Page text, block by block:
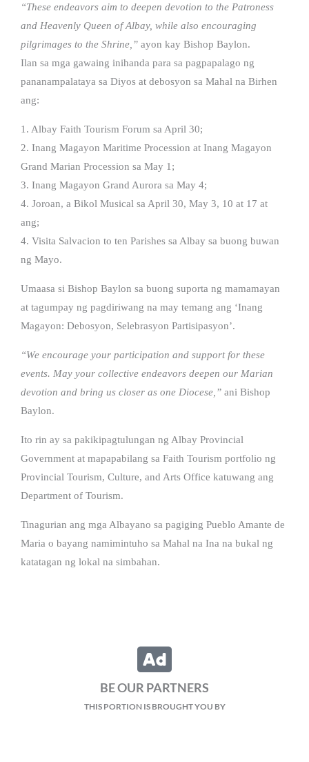
“These endeavors aim to deepen devotion to the Patroness
and Heavenly Queen of Albay, while also encouraging
pilgrimages to the Shrine,” ayon kay Bishop Baylon.
Ilan sa mga gawaing inihanda para sa pagpapalago ng
pananampalataya sa Diyos at debosyon sa Mahal na Birhen
ang:
1. Albay Faith Tourism Forum sa April 30;
2. Inang Magayon Maritime Procession at Inang Magayon
Grand Marian Procession sa May 1;
3. Inang Magayon Grand Aurora sa May 4;
4. Joroan, a Bikol Musical sa April 30, May 3, 10 at 17 at
ang;
4. Visita Salvacion to ten Parishes sa Albay sa buong buwan
ng Mayo.
Umaasa si Bishop Baylon sa buong suporta ng mamamayan
at tagumpay ng pagdiriwang na may temang ang ‘Inang
Magayon: Debosyon, Selebrasyon Partisipasyon’.
“We encourage your participation and support for these
events. May your collective endeavors deepen our Marian
devotion and bring us closer as one Diocese,” ani Bishop
Baylon.
Ito rin ay sa pakikipagtulungan ng Albay Provincial
Government at mapapabilang sa Faith Tourism portfolio ng
Provincial Tourism, Culture, and Arts Office katuwang ang
Department of Tourism.
Tinagurian ang mga Albayano sa pagiging Pueblo Amante de
Maria o bayang namimintuho sa Mahal na Ina na bukal ng
katatagan ng lokal na simbahan.
BE OUR PARTNERS
THIS PORTION IS BROUGHT YOU BY